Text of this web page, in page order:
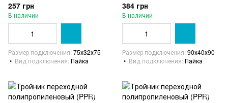
257 грн
В наличии
Размер подключения 75х32х75
Вид подключения Пайка
384 грн
В наличии
Размер подключения 90х40х90
Вид подключения Пайка